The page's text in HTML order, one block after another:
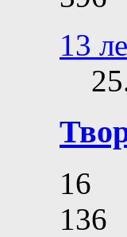
13
16
136